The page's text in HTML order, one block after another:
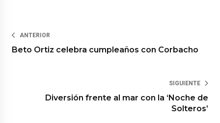
ANTERIOR
Beto Ortiz celebra cumpleaños con Corbacho
SIGUIENTE
Diversión frente al mar con la ‘Noche de
Solteros’